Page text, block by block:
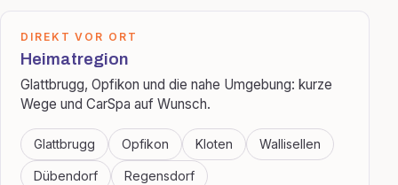
DIREKT VOR ORT
Heimatregion
Glattbrugg, Opfikon und die nahe Umgebung: kurze
Wege und CarSpa auf Wunsch.
Glattbrugg Opfikon Kloten Wallisellen
Dübendorf Regensdorf